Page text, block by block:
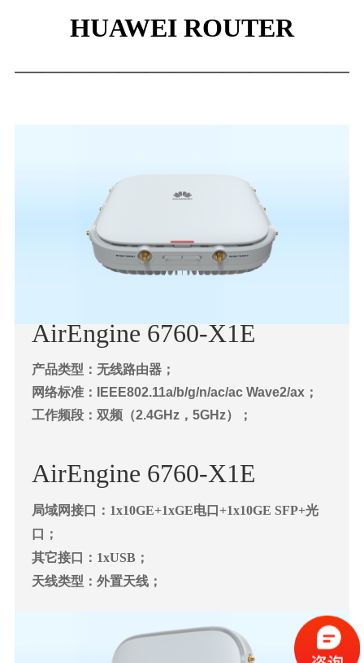
HUAWEI ROUTER
AirEngine 6760-X1E
产品类型：无线路由器；
网络标准：IEEE802.11a/b/g/n/ac/ac Wave2/ax；
工作频段：双频（2.4GHz，5GHz）；
AirEngine 6760-X1E
局域网接口：1x10GE+1xGE电口+1x10GE SFP+光
口；
其它接口：1xUSB；
天线类型：外置天线；